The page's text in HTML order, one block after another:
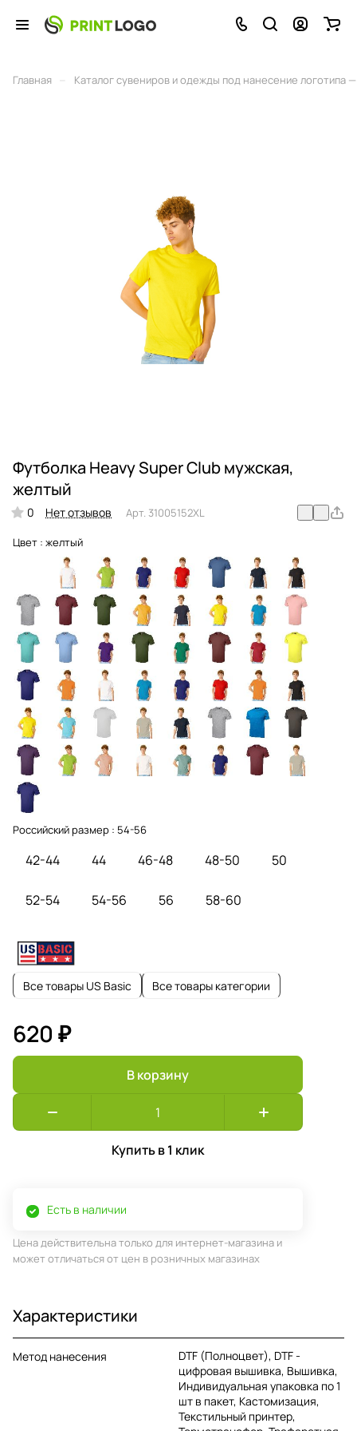
Главная Каталог сувениров и одежды под нанесение логотипа
Футболка Heavy Super Club мужская,
желтый
0 Нет отзывов Арт. 31005152XL
Цвет : желтый
Российский размер : 54-56
42-44 44 46-48 48-50 50
52-54 54-56 56 58-60
Все товары US Basic Все товары категории
620 ₽
В корзину
Купить в 1 клик
Есть в наличии
Цена действительна только для интернет-магазина и
может отличаться от цен в розничных магазинах
Характеристики
Метод нанесения
DTF (Полноцвет), DTF -
цифровая вышивка, Вышивка,
Индивидуальная упаковка по 1
шт в пакет, Кастомизация,
Текстильный принтер,